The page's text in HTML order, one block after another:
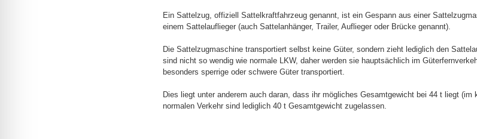
Ein Sattelzug, offiziell Sattelkraftfahrzeug genannt, ist ein Gespann aus einer
einem Sattelauflieger (auch Sattelanhänger, Trailer, Auflieger oder Brücke genannt).
Die Sattelzugmaschine transportiert selbst keine Güter, sondern zieht lediglich den
sind nicht so wendig wie normale LKW, daher werden sie hauptsächlich im
besonders sperrige oder schwere Güter transportiert.
Dies liegt unter anderem auch daran, dass ihr mögliches Gesamtgewicht bei 44 t liegt (im
normalen Verkehr sind lediglich 40 t Gesamtgewicht zugelassen.